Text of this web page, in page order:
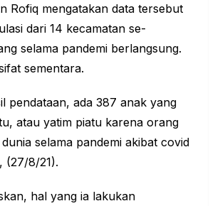
Rofiq mengatakan data tersebut
dari 14 kecamatan se-
selama pandemi berlangsung.
sementara.
pendataan, ada 387 anak yang
atau yatim piatu karena orang
selama pandemi akibat covid
(27/8/21).
hal yang ia lakukan